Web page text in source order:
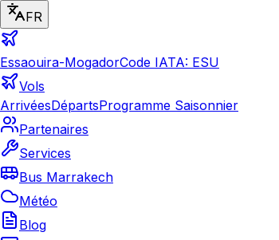
FR
Essaouira-MogadorCode IATA: ESU
Vols
ArrivéesDépartsProgramme Saisonnier
Partenaires
Services
Bus Marrakech
Météo
Blog